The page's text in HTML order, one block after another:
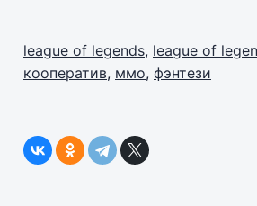
league of legends, league of
кооператив, ммо, фэнтези